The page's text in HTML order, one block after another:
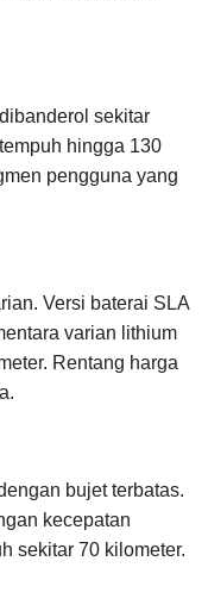
sekitar
hingga 130
pengguna yang
Versi baterai SLA
varian lithium
Rentang harga
bujet terbatas.
kecepatan
sekitar 70 kilometer.